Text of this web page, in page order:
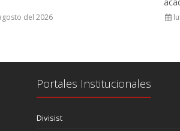
del 2026
Portales Institucionales
Divisist